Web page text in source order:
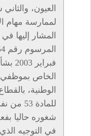
العيون،
لممارسة مهام
الخاص بموظفي
الوطنية،
شغوره حاليا
في التوجيه